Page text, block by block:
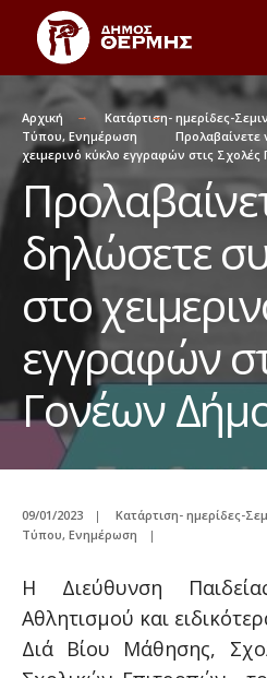
Αρχική Κατάρτιση- ημερίδες-
Τύπου, Ενημέρωση
Προλαβαίνετε
χειμερινό κύκλο εγγραφών στις
δηλώσετε
στο
εγγραφών
Γονέων
09/01/2023 | Κατάρτιση- ημερίδες-
Τύπου, Ενημέρωση |
Η Διεύθυνση
Αθλητισμού και
Διά Βίου Μάθησης,